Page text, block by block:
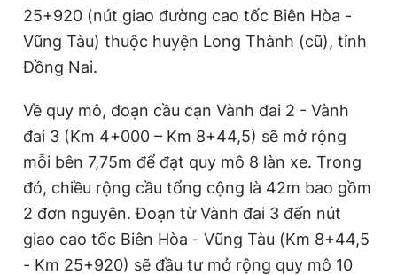
25+920 (nút giao đường cao tốc Biên Hòa -
Vũng Tàu) thuộc huyện Long Thành (cũ), tỉnh
Đồng Nai.
Về quy mô, đoạn cầu cạn Vành đai 2 - Vành
đai 3 (Km 4+000 – Km 8+44,5) sẽ mở rộng
mỗi bên 7,75m để đạt quy mô 8 làn xe. Trong
đó, chiều rộng cầu tổng cộng là 42m bao gồm
2 đơn nguyên. Đoạn từ Vành đai 3 đến nút
giao cao tốc Biên Hòa - Vũng Tàu (Km 8+44,5
- Km 25+920) sẽ đầu tư mở rộng quy mô 10